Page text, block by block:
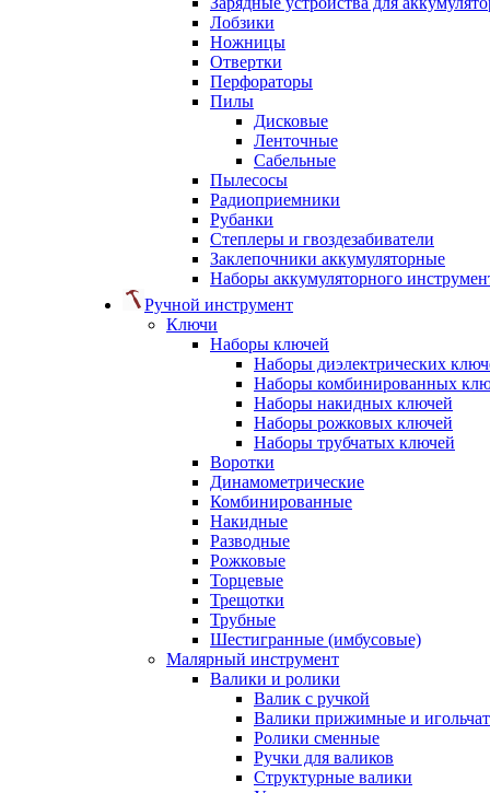
Лобзики
Ножницы
Отвертки
Перфораторы
Пилы
Дисковые
Ленточные
Сабельные
Пылесосы
Радиоприемники
Рубанки
Степлеры и гвоздезабиватели
Заклепочники аккумуляторные
Наборы аккумуляторного
Ручной инструмент
Ключи
Наборы ключей
Наборы диэлектрических
Наборы комбинированных
Наборы накидных ключей
Наборы рожковых ключей
Наборы трубчатых ключей
Воротки
Динамометрические
Комбинированные
Накидные
Разводные
Рожковые
Торцевые
Трещотки
Трубные
Шестигранные (имбусовые)
Малярный инструмент
Валики и ролики
Валик с ручкой
Валики прижимные и
Ролики сменные
Ручки для валиков
Структурные валики